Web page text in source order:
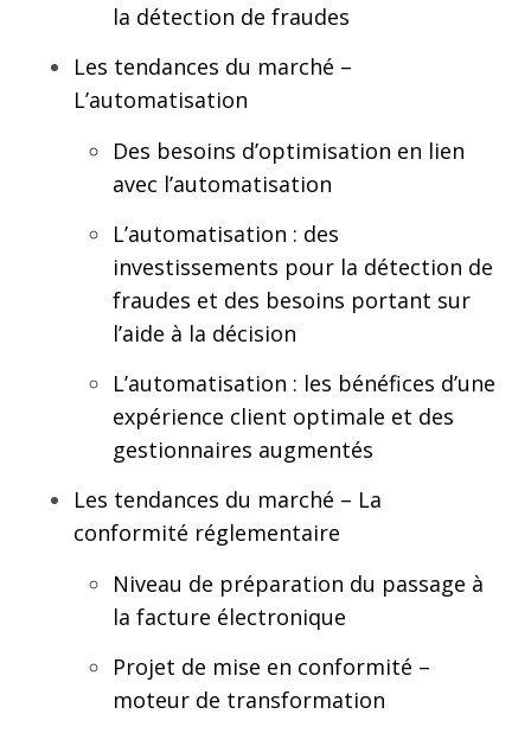
la détection de fraudes
Les tendances du marché –
L’automatisation
Des besoins d’optimisation ​en lien
avec l’automatisation
L’automatisation : des
investissements pour la détection de
fraudes et des besoins portant sur
l’aide à la décision​
L’automatisation :​ les bénéfices d’une
expérience client optimale et des
gestionnaires augmentés​
Les tendances du marché – La
conformité réglementaire
Niveau de préparation du passage à
la facture électronique
Projet de mise en conformité –
moteur de transformation